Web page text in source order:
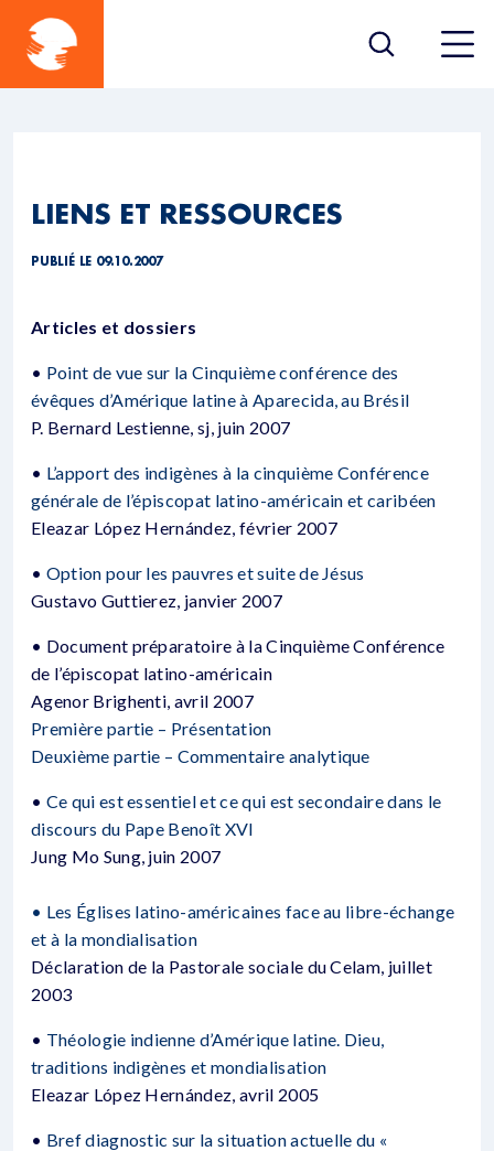
LIENS ET RESSOURCES
PUBLIÉ LE 09.10.2007
Articles et dossiers
• Point de vue sur la Cinquième conférence des
évêques d’Amérique latine à Aparecida, au Brésil
P. Bernard Lestienne, sj, juin 2007
• L’apport des indigènes à la cinquième Conférence
générale de l’épiscopat latino-américain et caribéen
Eleazar López Hernández, février 2007
• Option pour les pauvres et suite de Jésus
Gustavo Guttierez, janvier 2007
• Document préparatoire à la Cinquième Conférence
de l’épiscopat latino-américain
Agenor Brighenti, avril 2007
Première partie – Présentation
Deuxième partie – Commentaire analytique
• Ce qui est essentiel et ce qui est secondaire dans le
discours du Pape Benoît XVI
Jung Mo Sung, juin 2007
• Les Églises latino-américaines face au libre-échange
et à la mondialisation
Déclaration de la Pastorale sociale du Celam, juillet
2003
• Théologie indienne d’Amérique latine. Dieu,
traditions indigènes et mondialisation
Eleazar López Hernández, avril 2005
• Bref diagnostic sur la situation actuelle du «